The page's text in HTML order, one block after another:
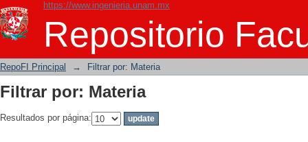
https://www.ingenieria.unam.mx
Repositorio
Filtrar por: Materia
RepoFI Principal → Filtrar por: Materia
Filtrar por: Materia
Resultados por página: